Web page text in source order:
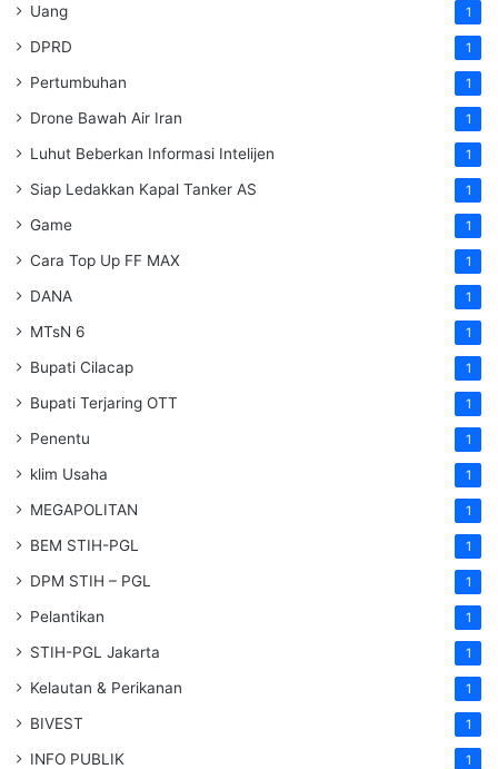
Uang 1
DPRD 1
Pertumbuhan 1
Drone Bawah Air Iran 1
Luhut Beberkan Informasi Intelijen 1
Siap Ledakkan Kapal Tanker AS 1
Game 1
Cara Top Up FF MAX 1
DANA 1
MTsN 6 1
Bupati Cilacap 1
Bupati Terjaring OTT 1
Penentu 1
klim Usaha 1
MEGAPOLITAN 1
BEM STIH-PGL 1
DPM STIH – PGL 1
Pelantikan 1
STIH-PGL Jakarta 1
Kelautan & Perikanan 1
BIVEST 1
INFO PUBLIK 1